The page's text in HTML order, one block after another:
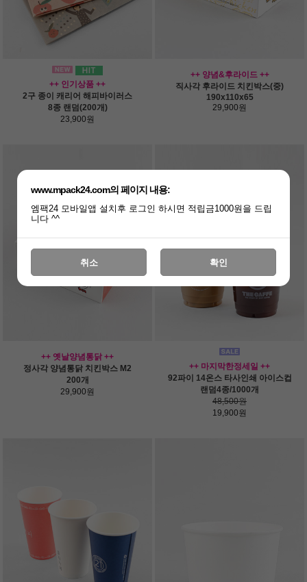
++ 인기상품 ++
2구 종이 캐리어 해피바이러스
8종 랜덤(200개)
23,900원
++ 양념&후라이드 ++
직사각 후라이드 치킨박스(중)
190x110x65
29,900원
++ 옛날양념통닭 ++
정사각 양념통닭 치킨박스 M2
200개
29,900원
++ 마지막한정세일 ++
92파이 14온스 타사인쇄 아이스컵
랜덤4종/1000개
48,500원
19,900원
www.mpack24.com의 페이지 내용:
엠팩24 모바일앱 설치후 로그인 하시면 적립금1000원을 드립
니다 ^^
취소 확인